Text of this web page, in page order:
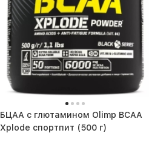
БЦАА с глютамином Olimp BCAA
Xplode спортпит (500 г)